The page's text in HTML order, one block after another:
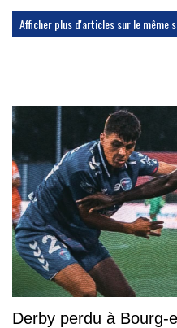
Afficher plus d'articles sur le même
Derby perdu à Bourg-